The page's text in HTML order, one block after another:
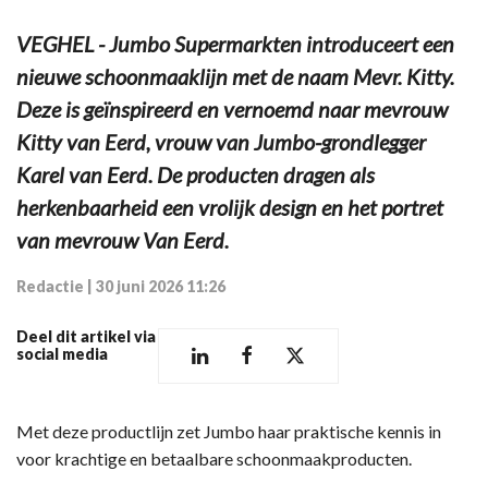
VEGHEL - Jumbo Supermarkten introduceert een
nieuwe schoonmaaklijn met de naam Mevr. Kitty.
Deze is geïnspireerd en vernoemd naar mevrouw
Kitty van Eerd, vrouw van Jumbo-grondlegger
Karel van Eerd. De producten dragen als
herkenbaarheid een vrolijk design en het portret
van mevrouw Van Eerd.
Redactie 30 juni 2026 11:26
Deel dit artikel via
social media
Met deze productlijn zet Jumbo haar praktische kennis in
voor krachtige en betaalbare schoonmaakproducten.